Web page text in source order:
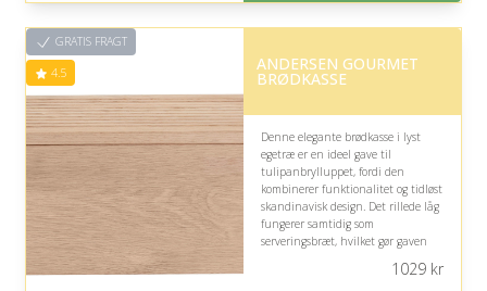
Fremragende Trustpilot rating
GRATIS FRAGT
4.5 ANDERSEN GOURMET
BRØDKASSE
Denne elegante brødkasse i lyst
egetræ er en ideel gave til
tulipanbrylluppet, fordi den
kombinerer funktionalitet og tidløst
skandinavisk design. Det rillede låg
fungerer samtidig som
serveringsbræt, hvilket gør gaven
morgenstunder og fælles måltider i
1029kr